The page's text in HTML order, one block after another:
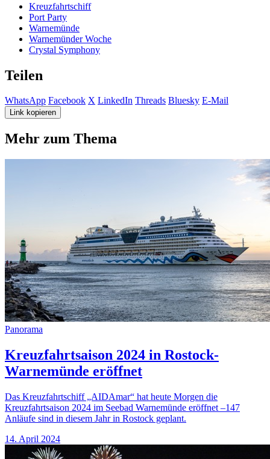
Kreuzfahrtschiff
Port Party
Warnemünde
Warnemünder Woche
Crystal Symphony
Teilen
WhatsApp Facebook X LinkedIn Threads Bluesky E-Mail
Link kopieren
Mehr zum Thema
Panorama
Kreuzfahrtsaison 2024 in Rostock-
Warnemünde eröffnet
Das Kreuzfahrtschiff „AIDAmar“ hat heute Morgen die
Kreuzfahrtsaison 2024 im Seebad Warnemünde eröffnet –147
Anläufe sind in diesem Jahr in Rostock geplant.
14. April 2024